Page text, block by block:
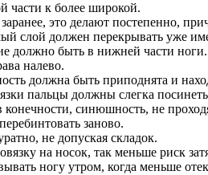
части к более широкой.
это делают постепенно,
слой должен перекрывать уже
должно быть в нижней части ноги.
налево.
должна быть приподнята и
пальцы должны слегка
синюшность, не
заново.
не допуская складок.
на носок, так меньше риск
ногу утром, когда меньше